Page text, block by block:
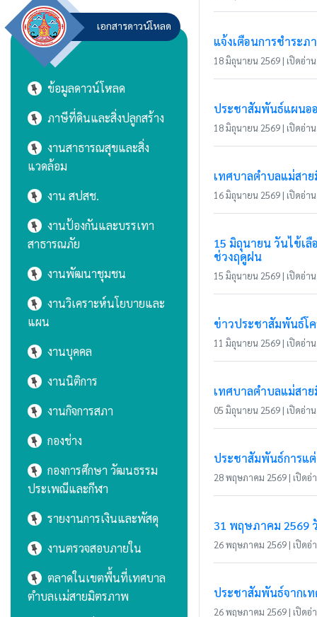
เอกสารดาวน์โหลด
ข้อมูลดาวน์โหลด
ภาษีที่ดินและสิ่งปลูกสร้าง
งานสาธารณสุขและสิ่ง
แวดล้อม
งาน สปสช.
งานป้องกันและบรรเทา
สาธารณภัย
งานพัฒนาชุมชน
งานวิเคราะห์นโยบายและ
แผน
งานบุคคล
งานนิติการ
งานกิจการสภา
กองช่าง
กองการศึกษา วัฒนธรรม
ประเพณีและกีฬา
รายงานการเงินและพัสดุ
งานตรวจสอบภายใน
ตลาดในเขตพื้นที่เทศบาล
ตำบลเเม่สายมิตรภาพ
แจ้งเตือนการชำระ
18 มิถุนายน 2569 | เปิดอ่า
ประชาสัมพันธ์แผนอ
18 มิถุนายน 2569 | เปิดอ่า
เทศบาลตำบลแม่สา
16 มิถุนายน 2569 | เปิดอ่า
15 มิถุนายน วันไข้เ
ช่วงฤดูฝน
15 มิถุนายน 2569 | เปิดอ่า
ข่าวประชาสัมพันธ์โค
11 มิถุนายน 2569 | เปิดอ่า
เทศบาลตำบลแม่สา
05 มิถุนายน 2569 | เปิดอ่า
ประชาสัมพันธ์การแ
28 พฤษภาคม 2569 | เปิดอ่
31 พฤษภาคม 2569
26 พฤษภาคม 2569 | เปิดอ่
ประชาสัมพันธ์จากเ
26 พฤษภาคม 2569 | เปิดอ่